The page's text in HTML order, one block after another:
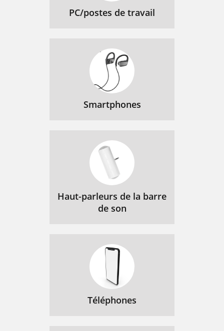
PC/postes de travail
Smartphones
Haut-parleurs de la barre
de son
Téléphones